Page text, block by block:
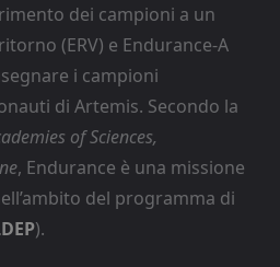
dei campioni a un
(ERV) e Endurance-A
i campioni
di Artemis. Secondo la
of Sciences,
, Endurance è una missione
del programma di
).